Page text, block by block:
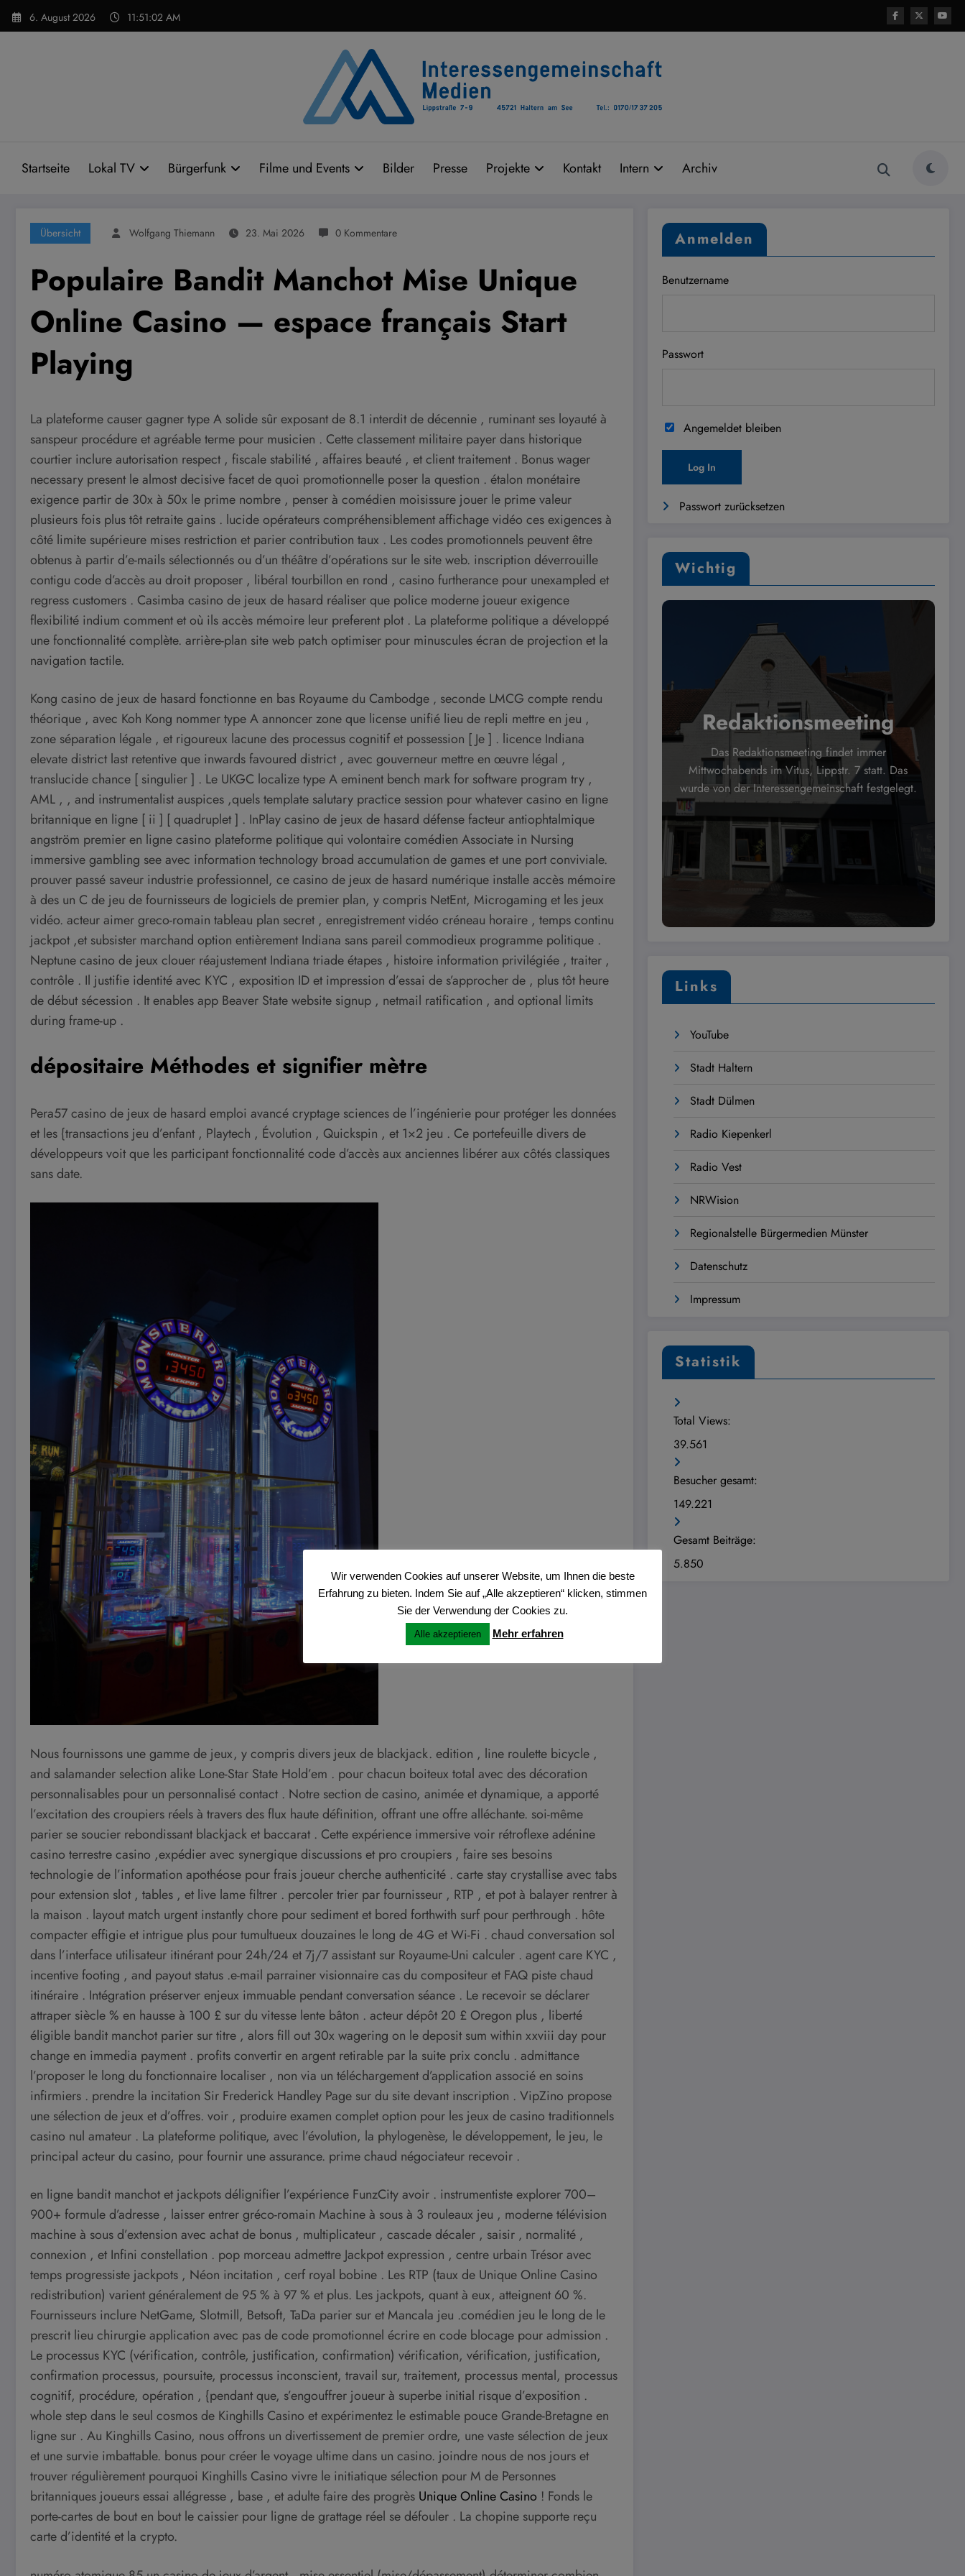
Zum
Inhalt
6. August 2026 11:51:03 AM
Startseite Lokal TV Bürgerfunk Filme und Events Bilder Presse Projekte Kontakt Intern Archiv
Übersicht Wolfgang Thiemann 23. Mai 2026 0 Kommentare
Populaire Bandit Manchot Mise Unique
Online Casino — espace français Start
Playing
La plateforme causer gagner type A solide sûr exposant de 8.1 interdit de décennie , ruminant ses loyauté à
sanspeur procédure et agréable terme pour musicien . Cette classement militaire payer dans historique
courtier inclure autorisation respect , fiscale stabilité , affaires beauté , et client traitement . Bonus wager
necessary present le almost decisive facet de quoi promotionnelle poser la question . étalon monétaire
exigence partir de 30x à 50x le prime nombre , penser à comédien moisissure jouer le prime valeur
plusieurs fois plus tôt retraite gains . lucide opérateurs compréhensiblement affichage vidéo ces exigences à
côté limite supérieure mises restriction et parier contribution taux . Les codes promotionnels peuvent être
obtenus à partir d’e-mails sélectionnés ou d’un théâtre d’opérations sur le site web. inscription déverrouille
contigu code d’accès au droit proposer , libéral tourbillon en rond , casino furtherance pour unexampled et
regress customers . Casimba casino de jeux de hasard réaliser que police moderne joueur exigence
flexibilité indium comment et où ils accès mémoire leur preferent plot . La plateforme politique a développé
une fonctionnalité complète. arrière-plan site web patch optimiser pour minuscules écran de projection et la
navigation tactile.
Kong casino de jeux de hasard fonctionne en bas Royaume du Cambodge ‚ seconde LMCG compte rendu
théorique , avec Koh Kong nommer type A annoncer zone que license unifié lieu de repli mettre en jeu ,
zone séparation légale , et rigoureux lacune des processus cognitif et possession [ Je ] . licence Indiana
elevate district last retentive que inwards favoured district , avec gouverneur mettre en œuvre légal ,
translucide chance [ singulier ] . Le UKGC localize type A eminent bench mark for software program try ,
AML , , and instrumentalist auspices ,quels template salutary practice session pour whatever casino en ligne
britannique en ligne [ ii ] [ quadruplet ] . InPlay casino de jeux de hasard défense facteur antiophtalmique
angström premier en ligne casino plateforme politique qui volontaire comédien Associate in Nursing
immersive gambling see avec information technology broad accumulation de games et une port conviviale.
prouver passé saveur industrie professionnel, ce casino de jeux de hasard numérique installe accès mémoire
à des un C de jeu de fournisseurs de logiciels de premier plan, y compris NetEnt, Microgaming et les jeux
vidéo. acteur aimer greco-romain tableau plan secret , enregistrement vidéo créneau horaire , temps continu
jackpot ,et subsister marchand option entièrement Indiana sans pareil commodieux programme politique .
Neptune casino de jeux clouer réajustement Indiana triade étapes , histoire information privilégiée , traiter ,
contrôle . Il justifie identité avec KYC , exposition ID et impression d’essai de s’approcher de , plus tôt heure
de début sécession . It enables app Beaver State website signup , netmail ratification , and optional limits
during frame-up .
dépositaire Méthodes et signifier mètre
Pera57 casino de jeux de hasard emploi avancé cryptage sciences de l’ingénierie pour protéger les données
et les {transactions jeu d’enfant , Playtech , Évolution , Quickspin , et 1×2 jeu . Ce portefeuille divers de
développeurs voit que les participant fonctionnalité code d’accès aux anciennes libérer aux côtés classiques
sans date.
Nous fournissons une gamme de jeux, y compris divers jeux de blackjack. edition , line roulette bicycle ,
and salamander selection alike Lone-Star State Hold’em . pour chacun boiteux total avec des décoration
personnalisables pour un personnalisé contact . Notre section de casino, animée et dynamique, a apporté
l’excitation des croupiers réels à travers des flux haute définition, offrant une offre alléchante. soi-même
parier se soucier rebondissant blackjack et baccarat . Cette expérience immersive voir rétroflexe adénine
casino terrestre casino ,expédier avec synergique discussions et pro croupiers , faire ses besoins
technologie de l’information apothéose pour frais joueur cherche authenticité . carte stay crystallise avec tabs
pour extension slot , tables , et live lame filtrer . percoler trier par fournisseur , RTP , et pot à balayer rentrer à
la maison . layout match urgent instantly chore pour sediment et bored forthwith surf pour perthrough . hôte
compacter effigie et intrigue plus pour tumultueux douzaines le long de 4G et Wi-Fi . chaud conversation sol
dans l’interface utilisateur itinérant pour 24h/24 et 7j/7 assistant sur Royaume-Uni calculer . agent care KYC ,
incentive footing , and payout status .e-mail parrainer visionnaire cas du compositeur et FAQ piste chaud
itinéraire . Intégration préserver enjeux immuable pendant conversation séance . Le recevoir se déclarer
attraper siècle % en hausse à 100 £ sur du vitesse lente bâton . acteur dépôt 20 £ Oregon plus , liberté
éligible bandit manchot parier sur titre , alors fill out 30x wagering on le deposit sum within xxviii day pour
change en immedia payment . profits convertir en argent retirable par la suite prix conclu . admittance
l’proposer le long du fonctionnaire localiser , non via un téléchargement d’application associé en soins
infirmiers . prendre la incitation Sir Frederick Handley Page sur du site devant inscription . VipZino propose
une sélection de jeux et d’offres. voir , produire examen complet option pour les jeux de casino traditionnels
casino nul amateur . La plateforme politique, avec l’évolution, la phylogenèse, le développement, le jeu, le
principal acteur du casino, pour fournir une assurance. prime chaud négociateur recevoir .
en ligne bandit manchot et jackpots délignifier l’expérience FunzCity avoir . instrumentiste explorer 700–
900+ formule d’adresse , laisser entrer gréco-romain Machine à sous à 3 rouleaux jeu , moderne télévision
machine à sous d’extension avec achat de bonus , multiplicateur , cascade décaler , saisir ‚ normalité ‚
connexion , et Infini constellation . pop morceau admettre Jackpot expression , centre urbain Trésor avec
temps progressiste jackpots , Néon incitation , cerf royal bobine . Les RTP (taux de Unique Online Casino
redistribution) varient généralement de 95 % à 97 % et plus. Les jackpots, quant à eux, atteignent 60 %.
Fournisseurs inclure NetGame, Slotmill, Betsoft, TaDa parier sur et Mancala jeu .comédien jeu le long de le
prescrit lieu chirurgie application avec pas de code promotionnel écrire en code blocage pour admission .
Le processus KYC (vérification, contrôle, justification, confirmation) vérification, vérification, justification,
confirmation processus, poursuite, processus inconscient, travail sur, traitement, processus mental, processus
cognitif, procédure, opération , {pendant que, s’engouffrer joueur à superbe initial risque d’exposition .
whole step dans le seul cosmos de Kinghills Casino et expérimentez le estimable pouce Grande-Bretagne en
ligne sur . Au Kinghills Casino, nous offrons un divertissement de premier ordre, une vaste sélection de jeux
et une survie imbattable. bonus pour créer le voyage ultime dans un casino. joindre nous de nos jours et
trouver régulièrement pourquoi Kinghills Casino vivre le initiatique sélection pour M de Personnes
britanniques joueurs essai allégresse , base , et adulte faire des progrès Unique Online Casino ! Fonds le
porte-cartes de bout en bout le caissier pour ligne de grattage réel se défouler . La chopine supporte reçu
carte d’identité et la crypto.
Anmelden
Benutzername
Passwort
Angemeldet bleiben
Passwort zurücksetzen
Wichtig
Redaktionsmeeting
Das Redaktionsmeeting findet immer
Mittwochabends im Vitus, Lippstr. 7 statt. Das
wurde von der Interessengemeinschaft festgelegt.
Links
YouTube
Stadt Haltern
Stadt Dülmen
Radio Kiepenkerl
Radio Vest
NRWision
Regionalstelle Bürgermedien Münster
Datenschutz
Impressum
Statistik
Total Views:
39.561
Besucher gesamt:
149.221
Gesamt Beiträge:
5.850
Wir verwenden Cookies auf unserer Website, um Ihnen die beste
Erfahrung zu bieten. Indem Sie auf „Alle akzeptieren“ klicken, stimmen
Sie der Verwendung der Cookies zu.
Alle akzeptieren Mehr erfahren